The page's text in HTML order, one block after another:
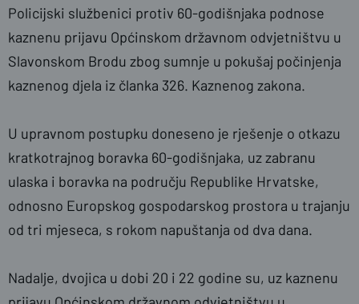
Policijski službenici protiv 60-godišnjaka podnose
kaznenu prijavu Općinskom državnom odvjetništvu u
Slavonskom Brodu zbog sumnje u pokušaj počinjenja
kaznenog djela iz članka 326. Kaznenog zakona.
U upravnom postupku doneseno je rješenje o otkazu
kratkotrajnog boravka 60-godišnjaka, uz zabranu
ulaska i boravka na području Republike Hrvatske,
odnosno Europskog gospodarskog prostora u trajanju
od tri mjeseca, s rokom napuštanja od dva dana.
Nadalje, dvojica u dobi 20 i 22 godine su, uz kaznenu